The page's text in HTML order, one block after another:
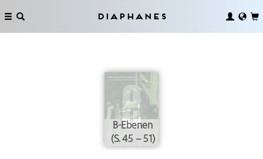
Diaphanes
B-Ebenen
(S. 45 – 51)